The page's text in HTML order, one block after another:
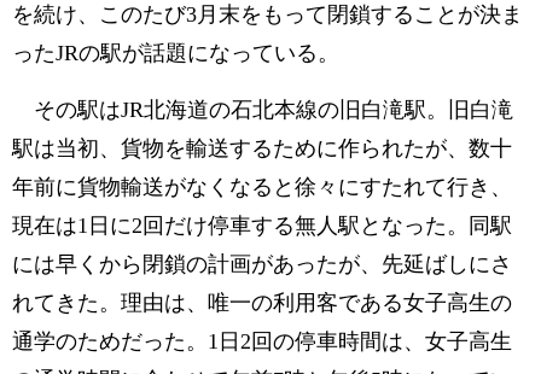
を続け、このたび3月末をもって閉鎖することが決ま
ったJRの駅が話題になっている。
その駅はJR北海道の石北本線の旧白滝駅。旧白滝
駅は当初、貨物を輸送するために作られたが、数十
年前に貨物輸送がなくなると徐々にすたれて行き、
現在は1日に2回だけ停車する無人駅となった。同駅
には早くから閉鎖の計画があったが、先延ばしにさ
れてきた。理由は、唯一の利用客である女子高生の
通学のためだった。1日2回の停車時間は、女子高生